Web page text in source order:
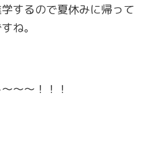
するので夏休みに帰って
ね。
〜〜！！！